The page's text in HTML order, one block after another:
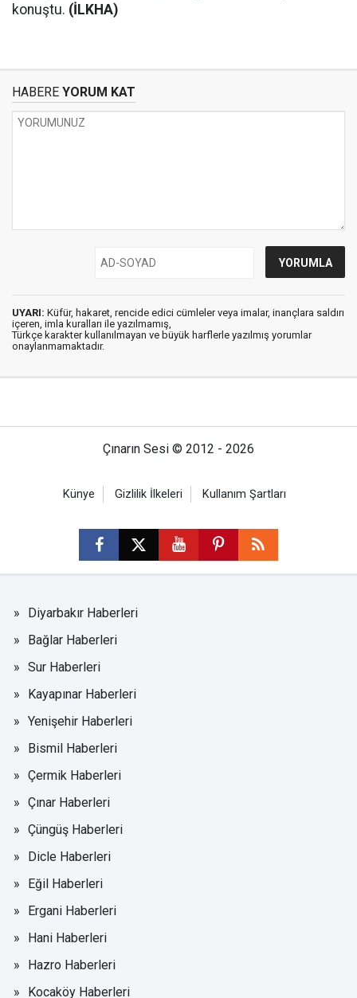
konuştu. (İLKHA)
HABERE YORUM KAT
UYARI: Küfür, hakaret, rencide edici cümleler veya imalar, inançlara saldırı
içeren, imla kuralları ile yazılmamış,
Türkçe karakter kullanılmayan ve büyük harflerle yazılmış yorumlar
onaylanmamaktadır.
Çınarın Sesi © 2012 - 2026
Künye Gizlilik İlkeleri Kullanım Şartları
Diyarbakır Haberleri
Bağlar Haberleri
Sur Haberleri
Kayapınar Haberleri
Yenişehir Haberleri
Bismil Haberleri
Çermik Haberleri
Çınar Haberleri
Çüngüş Haberleri
Dicle Haberleri
Eğil Haberleri
Ergani Haberleri
Hani Haberleri
Hazro Haberleri
Kocaköy Haberleri